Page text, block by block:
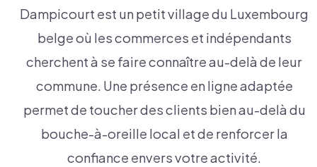
Dampicourt est un petit village du Luxembourg
belge où les commerces et indépendants
cherchent à se faire connaître au-delà de leur
commune. Une présence en ligne adaptée
permet de toucher des clients bien au-delà du
bouche-à-oreille local et de renforcer la
confiance envers votre activité.